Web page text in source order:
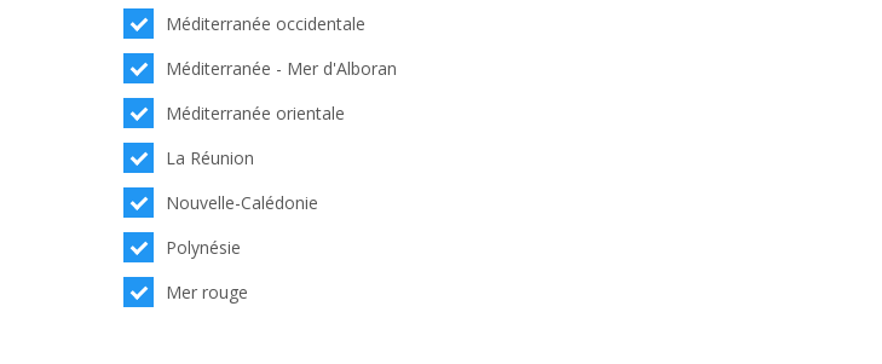
Méditerranée occidentale
Méditerranée - Mer d'Alboran
Méditerranée orientale
La Réunion
Nouvelle-Calédonie
Polynésie
Mer rouge